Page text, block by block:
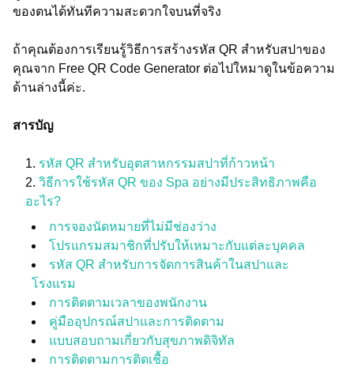
ของตนได้ทันทีความสะดวกใจบนที่จริง
ถ้าคุณต้องการเรียนรู้วิธีการสร้างรหัส QR สำหรับสปาของ
คุณจาก Free QR Code Generator ต่อไปใหมาดูในข้อความ
ด้านล่างนี้ค่ะ.
สารบัญ
รหัส QR สำหรับอุตสาหกรรมสปาที่ก้าวหน้า
วิธีการใช้รหัส QR ของ Spa อย่างมีประสิทธิภาพคือ
อะไร?
การจองนัดหมายที่ไม่มีช่องว่าง
โปรแกรมสมาชิกที่ปรับให้เหมาะกับแต่ละบุคคล
รหัส QR สำหรับการจัดการสินค้าในสปาและ
โรงแรม
การติดตามเวลาของพนักงาน
คู่มืออุปกรณ์สปาและการติดตาม
แบบสอบถามเกี่ยวกับสุขภาพดิจิทัล
การติดตามการติดเชื้อ